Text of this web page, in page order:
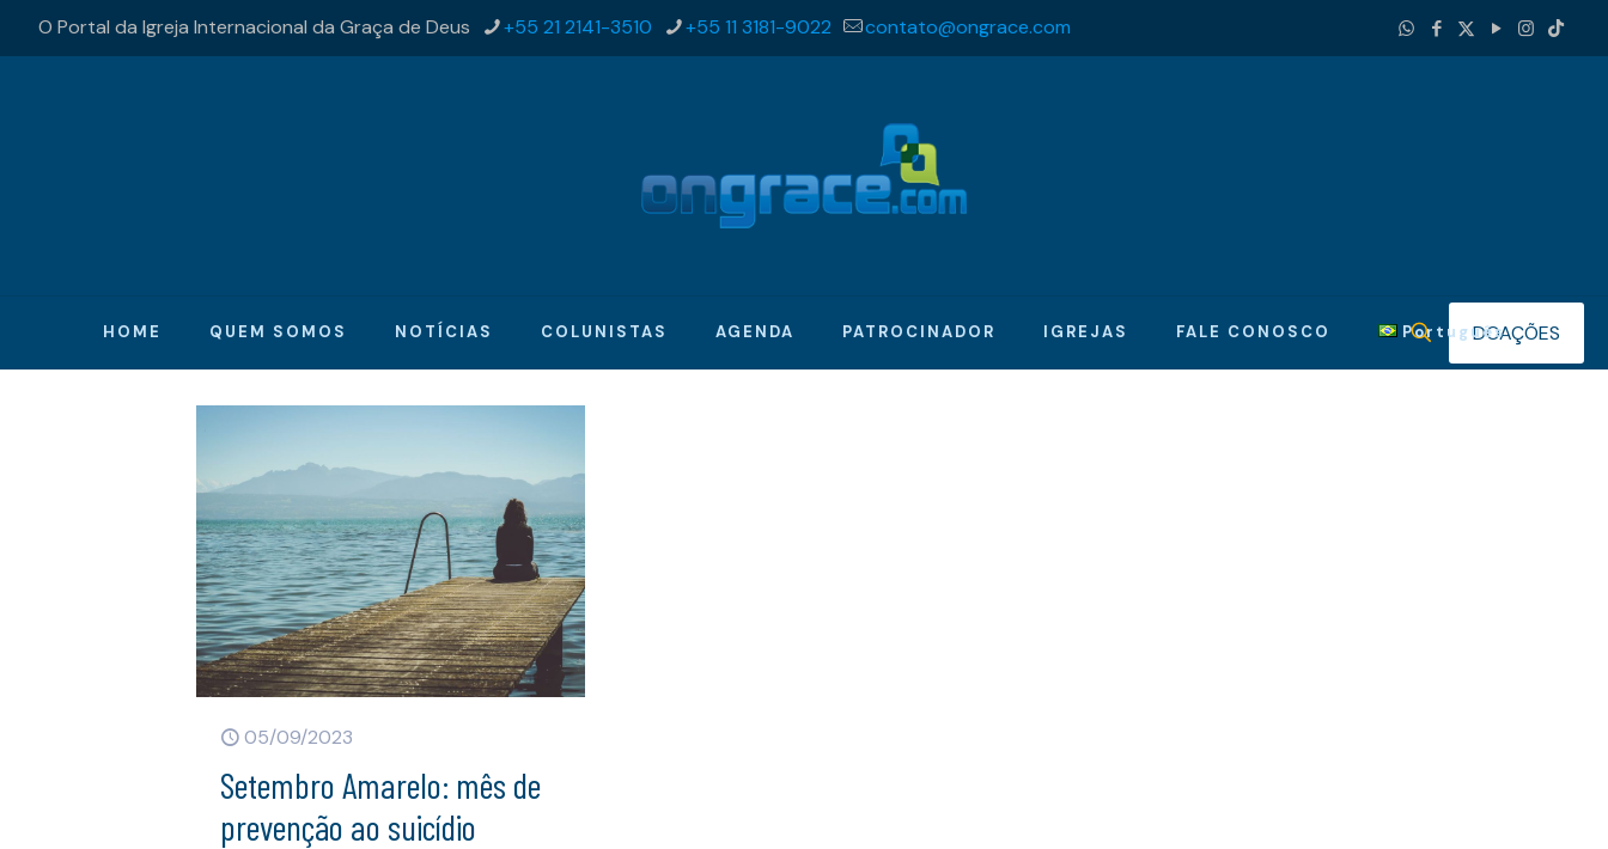
O Portal da Igreja Internacional da Graça de Deus +55 21 2141-3510 +55 11 3181-9022 contato@ongrace.com
HOME QUEM SOMOS NOTÍCIAS COLUNISTAS AGENDA PATROCINADOR IGREJAS FALE CONOSCO PortuguêsDOAÇÕES
05/09/2023
Setembro Amarelo: mês de
prevenção ao suicídio